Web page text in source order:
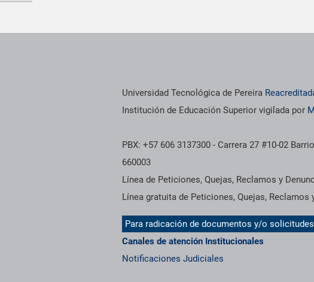
Información institucional
Universidad Tecnológica de Pereira
Institución de Educación Superior vigilada por
PBX: +57 606 3137300 - Carrera 27 #10-02
660003
Línea de Peticiones, Quejas, Reclamos y
Línea gratuita de Peticiones, Quejas,
Para radicación de documentos y/o
Canales de atención Institucionales
Notificaciones Judiciales